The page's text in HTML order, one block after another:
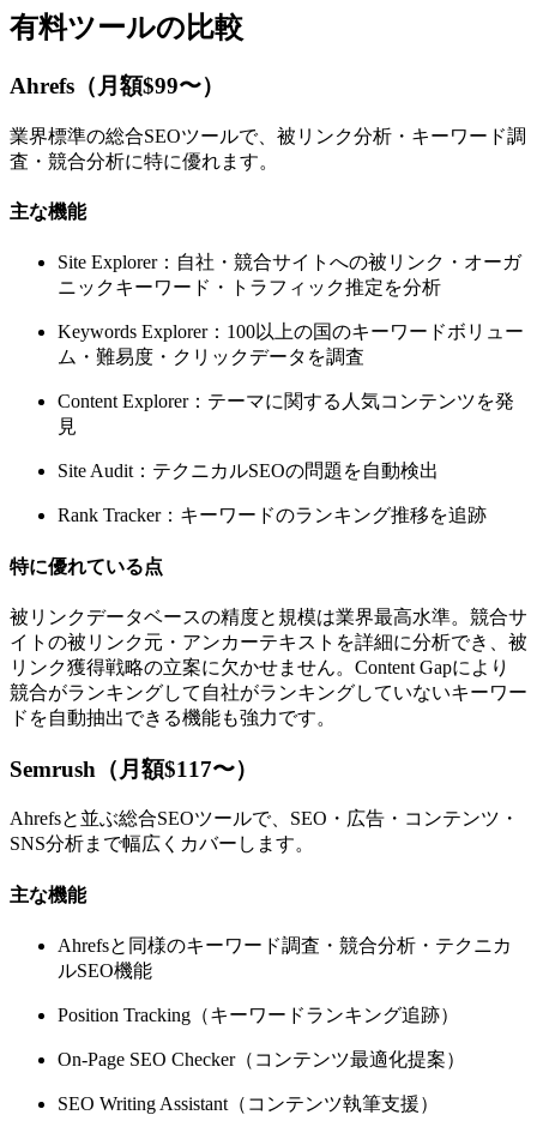
有料ツールの比較
Ahrefs（月額$99〜）
業界標準の総合SEOツールで、被リンク分析・キーワード調
査・競合分析に特に優れます。
主な機能
Site Explorer：自社・競合サイトへの被リンク・オーガ
ニックキーワード・トラフィック推定を分析
Keywords Explorer：100以上の国のキーワードボリュー
ム・難易度・クリックデータを調査
Content Explorer：テーマに関する人気コンテンツを発
見
Site Audit：テクニカルSEOの問題を自動検出
Rank Tracker：キーワードのランキング推移を追跡
特に優れている点
被リンクデータベースの精度と規模は業界最高水準。競合サ
イトの被リンク元・アンカーテキストを詳細に分析でき、被
リンク獲得戦略の立案に欠かせません。Content Gapにより
競合がランキングして自社がランキングしていないキーワー
ドを自動抽出できる機能も強力です。
Semrush（月額$117〜）
Ahrefsと並ぶ総合SEOツールで、SEO・広告・コンテンツ・
SNS分析まで幅広くカバーします。
主な機能
Ahrefsと同様のキーワード調査・競合分析・テクニカ
ルSEO機能
Position Tracking（キーワードランキング追跡）
On-Page SEO Checker（コンテンツ最適化提案）
SEO Writing Assistant（コンテンツ執筆支援）